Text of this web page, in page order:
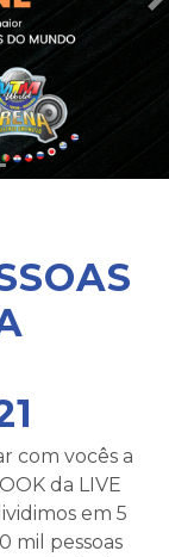
com vocês a
da LIVE
em 5
mil pessoas